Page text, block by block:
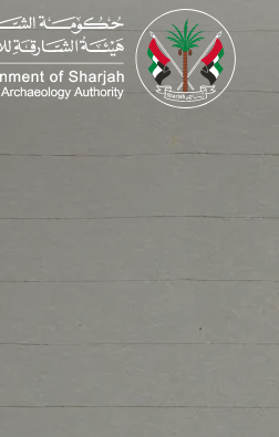
Skip to main